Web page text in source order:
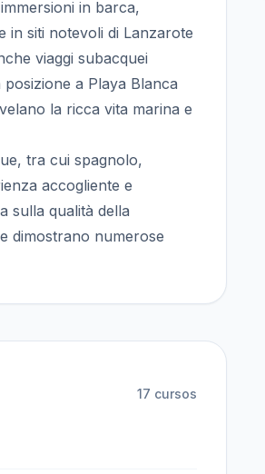
in barca,
in siti notevoli di Lanzarote
viaggi subacquei
a Playa Blanca
la ricca vita marina e
tra cui spagnolo,
accogliente e
sulla qualità della
dimostrano numerose
17 cursos